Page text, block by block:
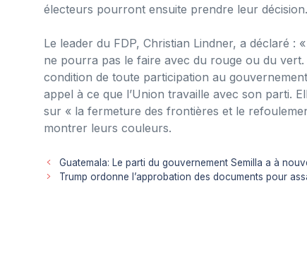
électeurs pourront ensuite prendre leur
Le leader du FDP, Christian Lindner, a déclaré
ne pourra pas le faire avec du rouge ou du
condition de toute participation au
appel à ce que l’Union travaille avec son parti.
sur « la fermeture des frontières et le
montrer leurs couleurs.
Guatemala: Le parti du gouvernement Semilla a à
Trump ordonne l’approbation des documents pour